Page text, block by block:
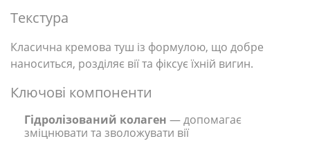
Текстура
Класична кремова туш із формулою, що добре
наноситься, розділяє вії та фіксує їхній вигин.
Ключові компоненти
Гідролізований колаген — допомагає
зміцнювати та зволожувати вії